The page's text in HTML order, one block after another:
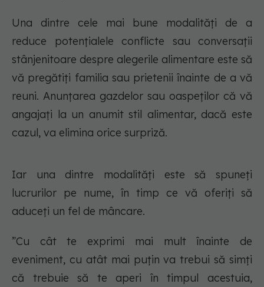
Una dintre cele mai bune modalități de a
reduce potențialele conflicte sau conversații
stânjenitoare despre alegerile alimentare este să
vă pregătiți familia sau prietenii înainte de a vă
reuni. Anunțarea gazdelor sau oaspeților că vă
angajați la un anumit stil alimentar, dacă este
cazul, va elimina orice surpriză.
Iar una dintre modalități este să spuneți
lucrurilor pe nume, în timp ce vă oferiți să
aduceți un fel de mâncare.
”Cu cât te exprimi mai mult înainte de
eveniment, cu atât mai puțin va trebui să simți
că trebuie să te aperi în timpul acestuia,